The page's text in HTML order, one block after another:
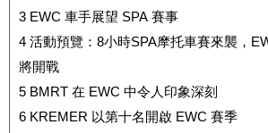
3 EWC 車手展望 SPA 賽事
4 活動預覽：8小時SPA摩托車賽來襲，
將開戰
5 BMRT 在 EWC 中令人印象深刻
6 KREMER 以第十名開啟 EWC 賽季